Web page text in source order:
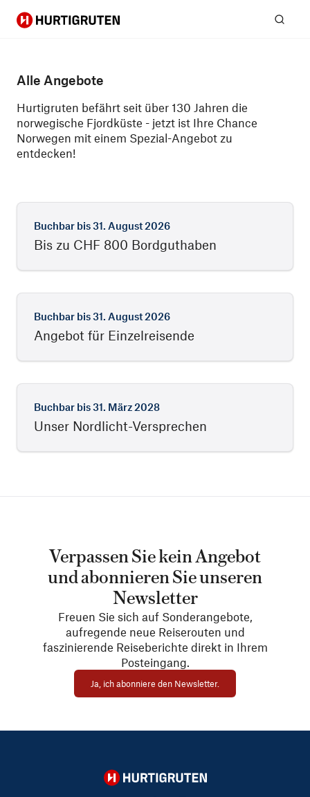
Hurtigruten
Alle Angebote
Hurtigruten befährt seit über 130 Jahren die
norwegische Fjordküste - jetzt ist Ihre Chance
Norwegen mit einem Spezial-Angebot zu
entdecken!
Buchbar bis31. August 2026
Bis zu CHF 800 Bordguthaben
Buchbar bis31. August 2026
Angebot für Einzelreisende
Buchbar bis31. März 2028
Unser Nordlicht-Versprechen
Verpassen Sie kein Angebot
und abonnieren Sie unseren
Newsletter
Freuen Sie sich auf Sonderangebote,
aufregende neue Reiserouten und
faszinierende Reiseberichte direkt in Ihrem
Posteingang.
Ja, ich abonniere den Newsletter.
Hurtigruten